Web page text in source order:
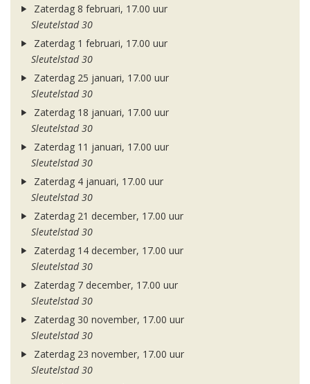
Zaterdag 8 februari, 17.00 uur
Sleutelstad 30
Zaterdag 1 februari, 17.00 uur
Sleutelstad 30
Zaterdag 25 januari, 17.00 uur
Sleutelstad 30
Zaterdag 18 januari, 17.00 uur
Sleutelstad 30
Zaterdag 11 januari, 17.00 uur
Sleutelstad 30
Zaterdag 4 januari, 17.00 uur
Sleutelstad 30
Zaterdag 21 december, 17.00 uur
Sleutelstad 30
Zaterdag 14 december, 17.00 uur
Sleutelstad 30
Zaterdag 7 december, 17.00 uur
Sleutelstad 30
Zaterdag 30 november, 17.00 uur
Sleutelstad 30
Zaterdag 23 november, 17.00 uur
Sleutelstad 30